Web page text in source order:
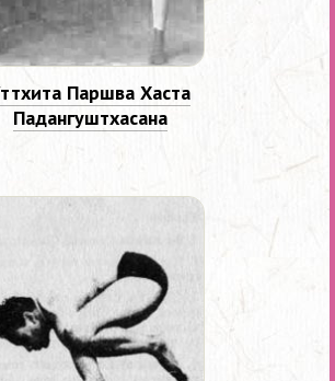
Паршва Хаста
Падангуштхасана